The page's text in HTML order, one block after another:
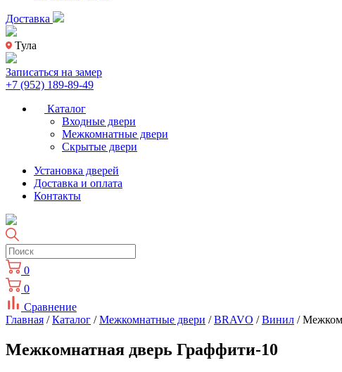
Доставка
Тула
Записаться на замер
+7 (952) 189-89-49
Каталог
Входные двери
Межкомнатные двери
Скрытые двери
Установка дверей
Доставка и оплата
Контакты
0
0
Сравнение
Главная /Каталог /Межкомнатные двери /BRAVO /Винил /
Межкомнатная дверь Граффити-10